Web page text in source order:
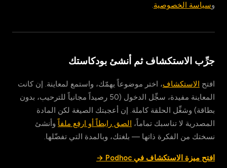
وسياسة الخصوصية.
جرِّب الاستكشاف ثم أنشئ بودكاستك
افتح الاستكشاف، اختر موضوعاً يهمّك، واستمع لمعاينة. إن كانت
المعاينة مفيدة، سجِّل الدخول (50 رصيداً مجانياً للترحيب، بدون
بطاقة) وشغِّل الحلقة كاملة. إن أعجبتك الصيغة لكن المادة
المصدرية لا تناسبك تماماً، الصق رابطاً أو ارفع ملفاً وأنشئ
نسختك من الفكرة ذاتها — بلغتك، وبالمدة التي تفضّلها.
افتح ميزة الاستكشاف في Podhoc →